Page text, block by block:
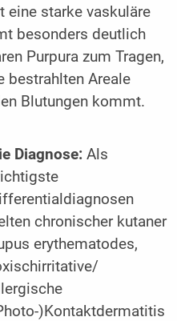
eine starke vaskuläre
besonders deutlich
Purpura zum Tragen,
bestrahlten Areale
Blutungen kommt.
Diagnose: Als
chronischer kutaner
erythematodes,
)Kontaktdermatitis